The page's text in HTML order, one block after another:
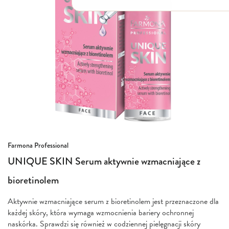
Włosy suche i łamliwe
Włosy wypadające
Włosy przetłuszczające się
Włosy farbowane
Włosy pozbawione objętości
Włosy kręcone
Luszczyca, AZS
Farmona Professional
UNIQUE SKIN Serum aktywnie wzmacniające z
bioretinolem
Aktywnie wzmacniające serum z bioretinolem jest przeznaczone dla
każdej skóry, która wymaga wzmocnienia bariery ochronnej
naskórka. Sprawdzi się również w codziennej pielęgnacji skóry
Przejdź
na
początek
galerii